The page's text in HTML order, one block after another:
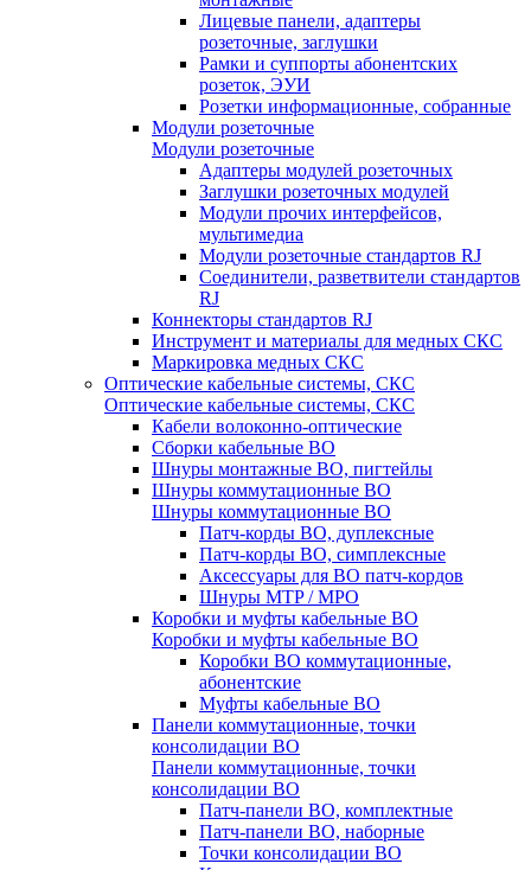
Лицевые панели, адаптеры
розеточные, заглушки
Рамки и суппорты абонентских
розеток, ЭУИ
Розетки информационные, собранные
Модули розеточные
Модули розеточные
Адаптеры модулей розеточных
Заглушки розеточных модулей
Модули прочих интерфейсов,
мультимедиа
Модули розеточные стандартов RJ
Соединители, разветвители стандартов
RJ
Коннекторы стандартов RJ
Инструмент и материалы для медных СКС
Маркировка медных СКС
Оптические кабельные системы, СКС
Оптические кабельные системы, СКС
Кабели волоконно-оптические
Сборки кабельные ВО
Шнуры монтажные ВО, пигтейлы
Шнуры коммутационные ВО
Шнуры коммутационные ВО
Патч-корды ВО, дуплексные
Патч-корды ВО, симплексные
Аксессуары для ВО патч-кордов
Шнуры MTP / MPO
Коробки и муфты кабельные ВО
Коробки и муфты кабельные ВО
Коробки ВО коммутационные,
абонентские
Муфты кабельные ВО
Панели коммутационные, точки
консолидации ВО
Панели коммутационные, точки
консолидации ВО
Патч-панели ВО, комплектные
Патч-панели ВО, наборные
Точки консолидации ВО